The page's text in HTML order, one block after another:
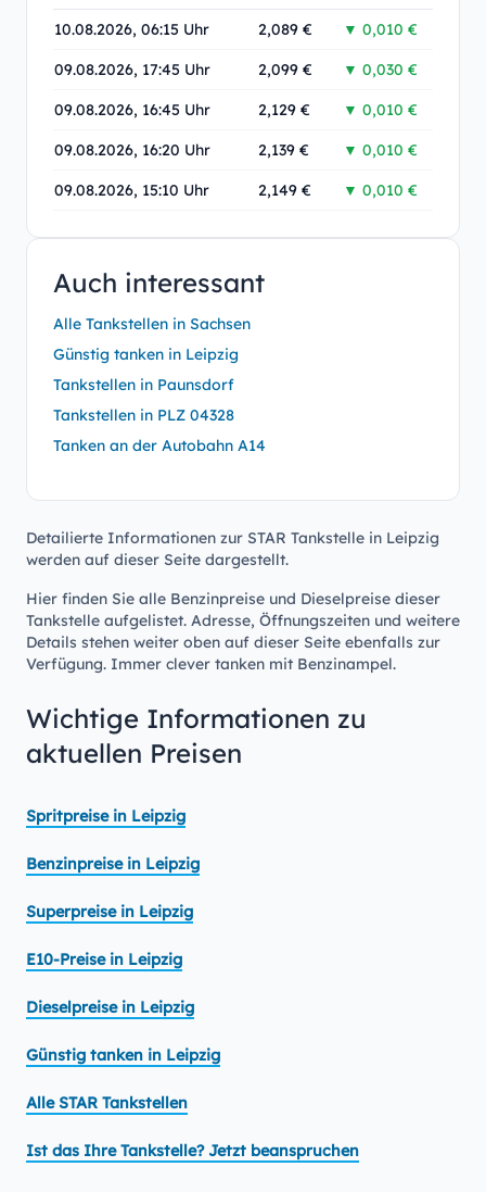
10.08.2026, 06:15 Uhr 2,089 € ▼ 0,010 €
09.08.2026, 17:45 Uhr 2,099 € ▼ 0,030 €
09.08.2026, 16:45 Uhr 2,129 € ▼ 0,010 €
09.08.2026, 16:20 Uhr 2,139 € ▼ 0,010 €
09.08.2026, 15:10 Uhr 2,149 € ▼ 0,010 €
Auch interessant
Alle Tankstellen in Sachsen
Günstig tanken in Leipzig
Tankstellen in Paunsdorf
Tankstellen in PLZ 04328
Tanken an der Autobahn A14
Detailierte Informationen zur STAR Tankstelle in Leipzig
werden auf dieser Seite dargestellt.
Hier finden Sie alle Benzinpreise und Dieselpreise dieser
Tankstelle aufgelistet. Adresse, Öffnungszeiten und weitere
Details stehen weiter oben auf dieser Seite ebenfalls zur
Verfügung. Immer clever tanken mit Benzinampel.
Wichtige Informationen zu
aktuellen Preisen
Spritpreise in Leipzig
Benzinpreise in Leipzig
Superpreise in Leipzig
E10-Preise in Leipzig
Dieselpreise in Leipzig
Günstig tanken in Leipzig
Alle STAR Tankstellen
Ist das Ihre Tankstelle? Jetzt beanspruchen